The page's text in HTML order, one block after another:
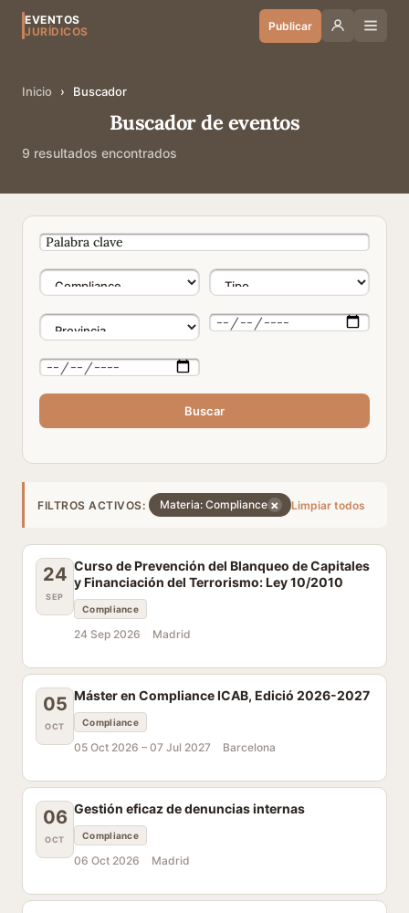
EVENTOS
JURÍDICOS
Publicar
Inicio › Buscador
Buscador de eventos
9 resultados encontrados
Buscar
FILTROS ACTIVOS: Materia: Compliance × Limpiar todos
24
SEP
Curso de Prevención del Blanqueo de Capitales
y Financiación del Terrorismo: Ley 10/2010
Compliance
24 Sep 2026 Madrid
05
OCT
Máster en Compliance ICAB, Edició 2026-2027
Compliance
05 Oct 2026 – 07 Jul 2027 Barcelona
06
OCT
Gestión eficaz de denuncias internas
Compliance
06 Oct 2026 Madrid